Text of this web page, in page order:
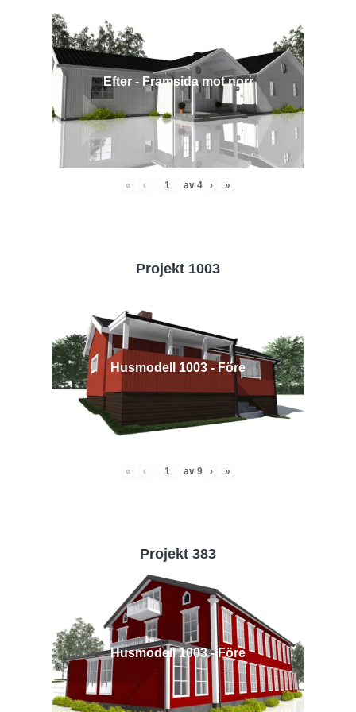
Efter - Framsida mot norr
« ‹ av 4 › »
Projekt 1003
Husmodell 1003 - Före
« ‹ av 9 › »
Projekt 383
Husmodell 1003 - Före